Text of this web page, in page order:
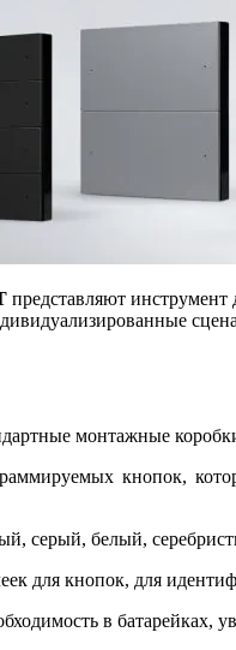
представляют
монтажные
кнопок,
серый, белый,
для кнопок, для
в батарейках,